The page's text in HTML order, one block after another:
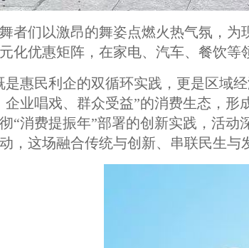
者们以激昂的舞姿点燃火热气氛，为
化优惠矩阵，在家电、汽车、餐饮等
是惠民利企的双循环实践，更是区域
企业唱戏、群众受益”的消费生态，形
“消费提振年”部署的创新实践，活
，这场融合传统与创新、串联民生与